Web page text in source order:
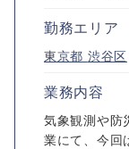
勤務エリア
東京都 渋谷区
業務内容
気象観測や防
業にて、今回